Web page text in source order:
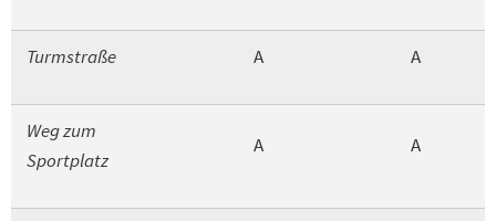
Turmstraße A A
Weg zum
Sportplatz
A A